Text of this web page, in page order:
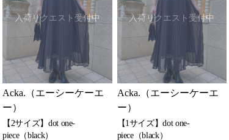
入荷リクエスト受付中
Acka.（エーシーケーエ
ー）
【2サイズ】dot one-
piece（black）
入荷リクエスト受付中
Acka.（エーシーケーエ
ー）
【1サイズ】dot one-
piece（black）